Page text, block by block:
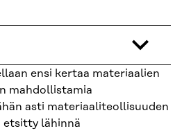
ensi kertaa materiaalien
mahdollistamia
asti materiaaliteollisuuden
etsitty lähinnä